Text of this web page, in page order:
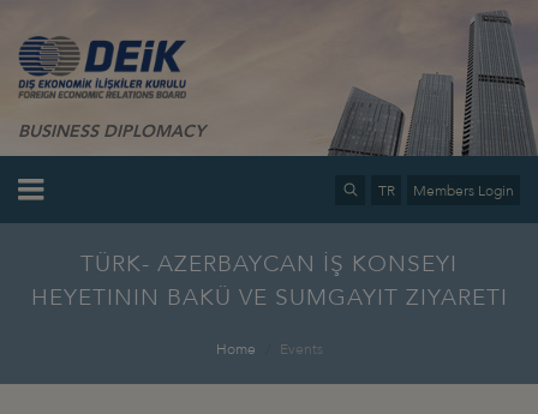
BUSINESS DIPLOMACY
TR Members Login
TÜRK- AZERBAYCAN İŞ KONSEYI
HEYETININ BAKÜ VE SUMGAYIT ZIYARETI
Home Events